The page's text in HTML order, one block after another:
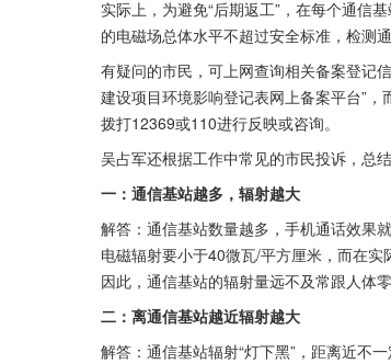
实际上，为避免“后期返工”，在每个通信
的电磁场总体水平不超过安全标准，检测
有疑问的市民，可上网查询相关备案登记
建设项目环境影响登记表网上备案平台”，
拨打12369或110进行反映或咨询。
吴占军还根据工作中常见的市民投诉，总
一：通信基站越多，辐射越大
解答：通信基站数量越多，手机通话效果
电磁辐射要小于40微瓦/平方厘米，而在实
因此，通信基站的辐射量远不及常跟人体
二：离通信基站越近辐射越大
解答：通信基站辐射“灯下黑”，距离近不